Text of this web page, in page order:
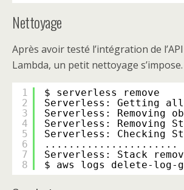
Nettoyage
Après avoir testé l’intégration de
Lambda, un petit nettoyage s’impose.
1
2
3
4
5
6
7
8
$ serverless remove
Serverless: Getting
Serverless: Removing
Serverless: Removing
Serverless: Checking
......................
Serverless: Stack
$ aws logs delete-log-